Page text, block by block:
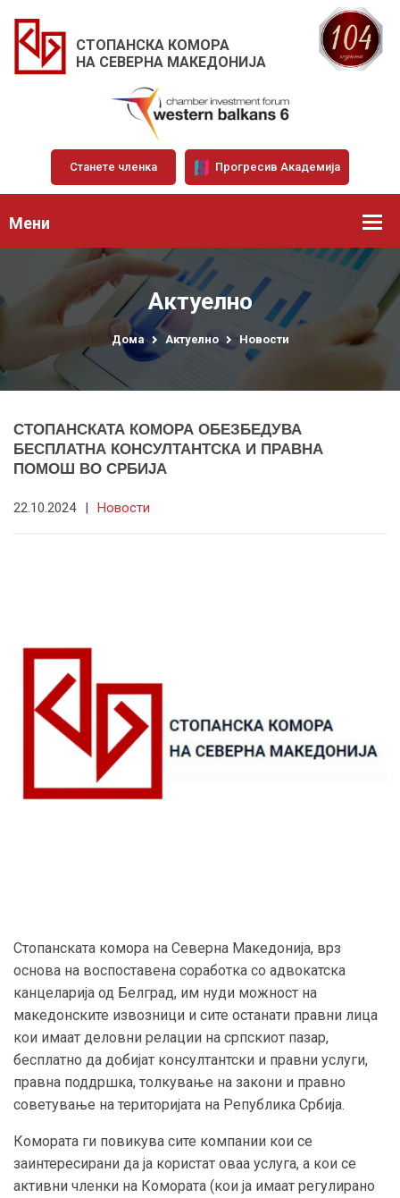
СТОПАНСКА КОМОРА
НА СЕВЕРНА МАКЕДОНИЈА
Станете членка Прогресив Академија
Мени
Актуелно
Дома Актуелно Новости
СТОПАНСКАТА КОМОРА ОБЕЗБЕДУВА
БЕСПЛАТНА КОНСУЛТАНТСКА И ПРАВНА
ПОМОШ ВО СРБИЈА
22.10.2024 | Новости
Стопанската комора на Северна Македонија, врз
основа на воспоставена соработка со адвокатска
канцеларија од Белград, им нуди можност на
македонските извозници и сите останати правни лица
кои имаат деловни релации на српскиот пазар,
бесплатно да добијат консултантски и правни услуги,
правна поддршка, толкување на закони и правно
советување на територијата на Република Србија.
Комората ги повикува сите компании кои се
заинтересирани да ја користат оваа услуга, а кои се
активни членки на Комората (кои ја имаат регулирано